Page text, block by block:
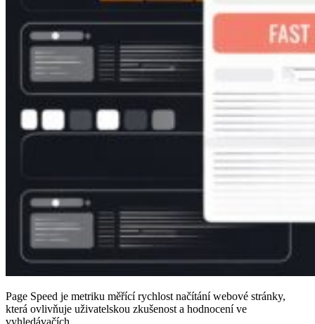
Page Speed je metriku měřící rychlost načítání webové stránky,
která ovlivňuje uživatelskou zkušenost a hodnocení ve
vyhledávačích.